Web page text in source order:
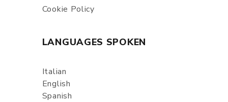
Cookie Policy
LANGUAGES SPOKEN
Italian
English
Spanish